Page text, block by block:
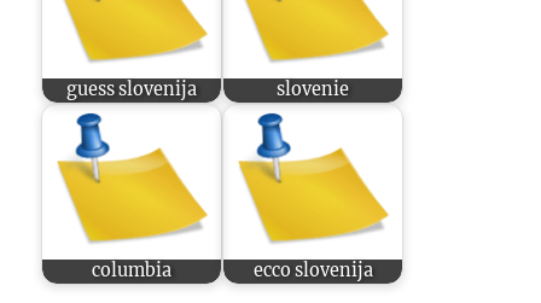
guess slovenija slovenie
columbia ecco slovenija